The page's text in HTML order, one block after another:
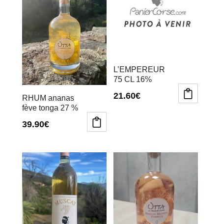
RHUM ananas
fève tonga 27 %
39.90€
L’EMPEREUR
75 CL 16%
21.60€